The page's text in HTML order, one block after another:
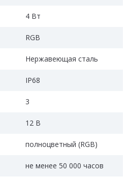
4 Вт
RGB
Нержавеющая сталь
IP68
3
12 В
полноцветный (RGB)
не менее 50 000 часов